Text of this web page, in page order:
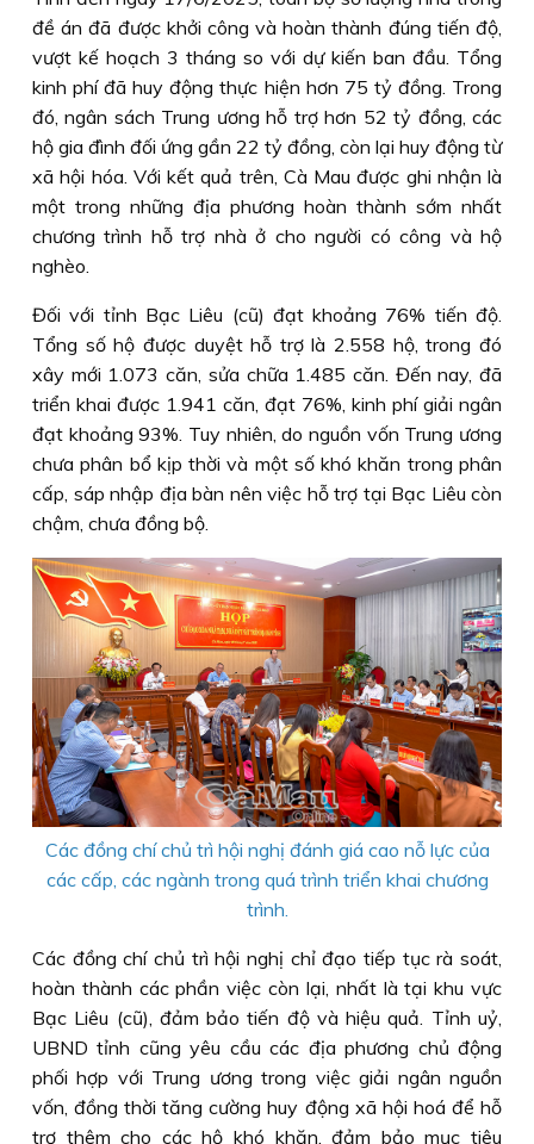
đề án đã được khởi công và hoàn thành đúng tiến độ,
vượt kế hoạch 3 tháng so với dự kiến ban đầu. Tổng
kinh phí đã huy động thực hiện hơn 75 tỷ đồng. Trong
đó, ngân sách Trung ương hỗ trợ hơn 52 tỷ đồng, các
hộ gia đình đối ứng gần 22 tỷ đồng, còn lại huy động từ
xã hội hóa. Với kết quả trên, Cà Mau được ghi nhận là
một trong những địa phương hoàn thành sớm nhất
chương trình hỗ trợ nhà ở cho người có công và hộ
nghèo.
Đối với tỉnh Bạc Liêu (cũ) đạt khoảng 76% tiến độ.
Tổng số hộ được duyệt hỗ trợ là 2.558 hộ, trong đó
xây mới 1.073 căn, sửa chữa 1.485 căn. Đến nay, đã
triển khai được 1.941 căn, đạt 76%, kinh phí giải ngân
đạt khoảng 93%. Tuy nhiên, do nguồn vốn Trung ương
chưa phân bổ kịp thời và một số khó khăn trong phân
cấp, sáp nhập địa bàn nên việc hỗ trợ tại Bạc Liêu còn
chậm, chưa đồng bộ.
Các đồng chí chủ trì hội nghị đánh giá cao nỗ lực của
các cấp, các ngành trong quá trình triển khai chương
trình.
Các đồng chí chủ trì hội nghị chỉ đạo tiếp tục rà soát,
hoàn thành các phần việc còn lại, nhất là tại khu vực
Bạc Liêu (cũ), đảm bảo tiến độ và hiệu quả. Tỉnh uỷ,
UBND tỉnh cũng yêu cầu các địa phương chủ động
phối hợp với Trung ương trong việc giải ngân nguồn
vốn, đồng thời tăng cường huy động xã hội hoá để hỗ
trợ thêm cho các hộ khó khăn, đảm bảo mục tiêu